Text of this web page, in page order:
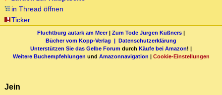
in Thread öffnen
Ticker
Fluchtburg autark am Meer| Zum Tode Jürgen Küßners |
Bücher vom Kopp-Verlag | Datenschutzerklärung
Unterstützen Sie das Gelbe Forum durch Käufe bei Amazon! |
Weitere Buchempfehlungen und Amazonnavigation | Cookie-Einstellungen
Jein